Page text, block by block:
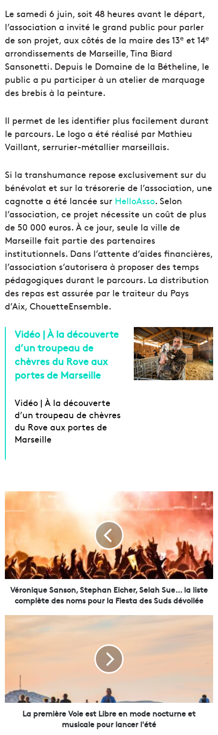
Le samedi 6 juin, soit 48 heures avant le départ,
l’association a invité le grand public pour parler
de son projet, aux côtés de la maire des 13e et 14e
arrondissements de Marseille, Tina Biard
Sansonetti. Depuis le Domaine de la Bétheline, le
public a pu participer à un atelier de marquage
des brebis à la peinture.
Il permet de les identifier plus facilement durant
le parcours. Le logo a été réalisé par Mathieu
Vaillant, serrurier-métallier marseillais.
Si la transhumance repose exclusivement sur du
bénévolat et sur la trésorerie de l’association, une
cagnotte a été lancée sur HelloAsso. Selon
l’association, ce projet nécessite un coût de plus
de 50 000 euros. À ce jour, seule la ville de
Marseille fait partie des partenaires
institutionnels. Dans l’attente d’aides financières,
l’association s’autorisera à proposer des temps
pédagogiques durant le parcours. La distribution
des repas est assurée par le traiteur du Pays
d’Aix, ChouetteEnsemble.
Vidéo | À la découverte
d’un troupeau de
chèvres du Rove aux
portes de Marseille
Vidéo | À la découverte
d’un troupeau de chèvres
du Rove aux portes de
Marseille
V
q
u
e
n
p
h
Véronique Sanson, Stephan Eicher, Selah Sue… la liste
complète des noms pour la Fiesta des Suds dévoilée
è
r
La première Voie est Libre en mode nocturne et
musicale pour lancer l'été